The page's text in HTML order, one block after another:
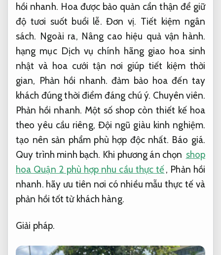
hồi nhanh. Hoa được bảo quản cẩn thận để giữ
độ tươi suốt buổi lễ.Đơn vị. Tiết kiệm ngân
sách. Ngoài ra, Nâng cao hiệu quả vận hành.
hạng mục Dịch vụ chính hãng giao hoa sinh
nhật và hoa cưới tận nơi giúp tiết kiệm thời
gian, Phản hồi nhanh. đảm bảo hoa đến tay
khách đúng thời điểm đáng chú ý. Chuyên viên.
Phản hồi nhanh. Một số shop còn thiết kế hoa
theo yêu cầu riêng, Đội ngũ giàu kinh nghiệm.
tạo nên sản phẩm phù hợp độc nhất. Báo giá.
Quy trình minh bạch. Khi phương án chọn shop
hoa Quận 2 phù hợp nhu cầu thực tế, Phản hồi
nhanh. hãy ưu tiên nơi có nhiều mẫu thực tế và
phản hồi tốt từ khách hàng.
Giải pháp.